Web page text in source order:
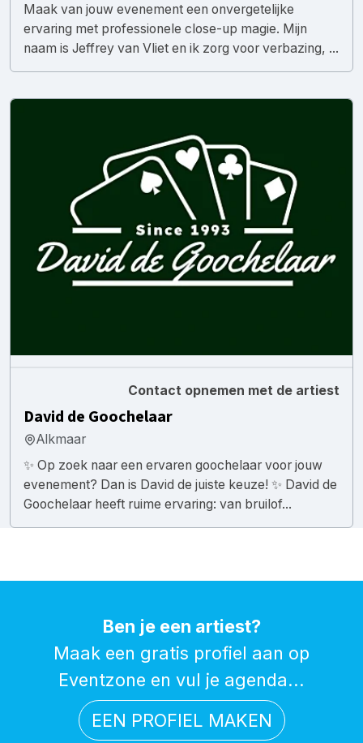
Maak van jouw evenement een onvergetelijke
ervaring met professionele close-up magie. Mijn
naam is Jeffrey van Vliet en ik zorg voor verbazing, ...
Contact opnemen met de artiest
David de Goochelaar
Alkmaar
✨ Op zoek naar een ervaren goochelaar voor jouw
evenement? Dan is David de juiste keuze! ✨ David de
Goochelaar heeft ruime ervaring: van bruilof...
Ben je een artiest?
Maak een gratis profiel aan op
Eventzone en vul je agenda...
EEN PROFIEL MAKEN